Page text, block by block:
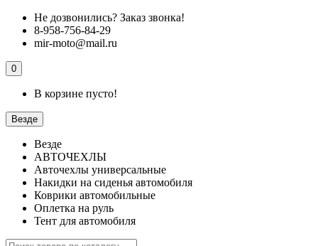
Не дозвонились? Заказ звонка!
8-958-756-84-29
mir-moto@mail.ru
0
В корзине пусто!
Везде
Везде
АВТОЧЕХЛЫ
Авточехлы универсальные
Накидки на сиденья автомобиля
Коврики автомобильные
Оплетка на руль
Тент для автомобиля